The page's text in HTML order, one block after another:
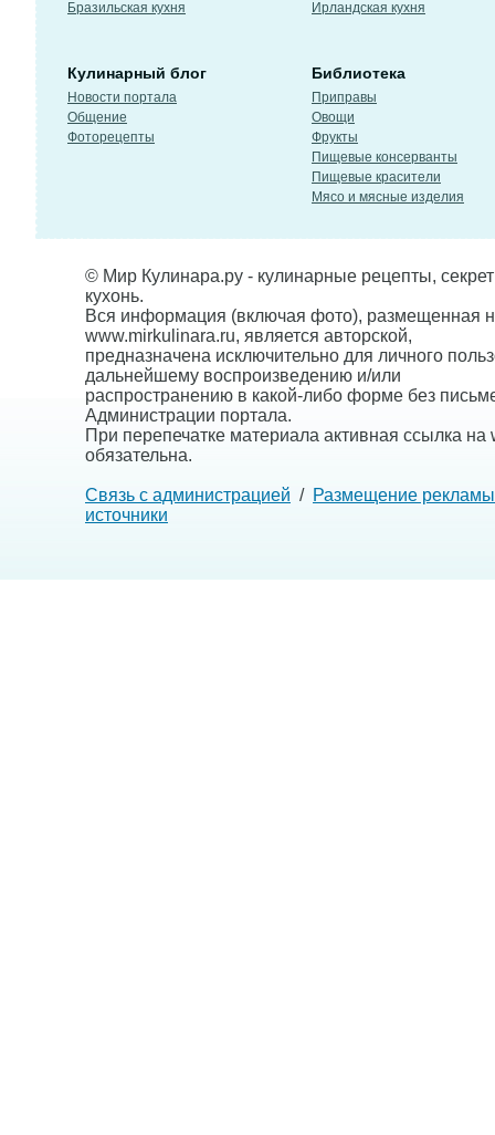
Бразильская кухня
Ирландская кухня
Кулинарный блог
Новости портала
Общение
Фоторецепты
Библиотека
Приправы
Овощи
Фрукты
Пищевые консерванты
Пищевые красители
Мясо и мясные изделия
© Мир Кулинара.ру - кулинарные рецепты,
кухонь.
Вся информация (включая фото), размещенная
www.mirkulinara.ru, является авторской,
предназначена исключительно для личного
дальнейшему воспроизведению и/или
распространению в какой-либо форме без
Администрации портала.
При перепечатке материала активная ссылка на
обязательна.
Связь с администрацией / Размещение рекламы
источники